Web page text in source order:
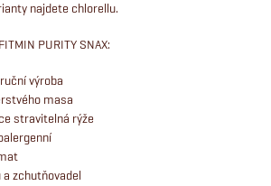
najdete chlorellu.
PURITY SNAX:
výroba
masa
stravitelná rýže
zchutňovadel